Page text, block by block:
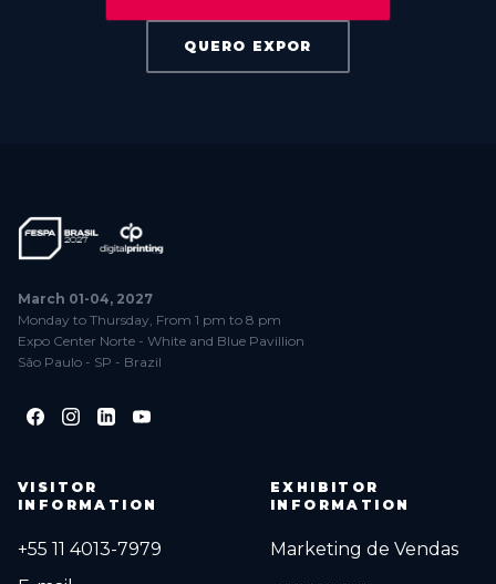
QUERO EXPOR
March 01-04, 2027
Monday to Thursday, From 1 pm to 8 pm
Expo Center Norte - White and Blue Pavillion
São Paulo - SP - Brazil
VISITOR
INFORMATION
+55 11 4013-7979
EXHIBITOR
INFORMATION
Marketing de Vendas